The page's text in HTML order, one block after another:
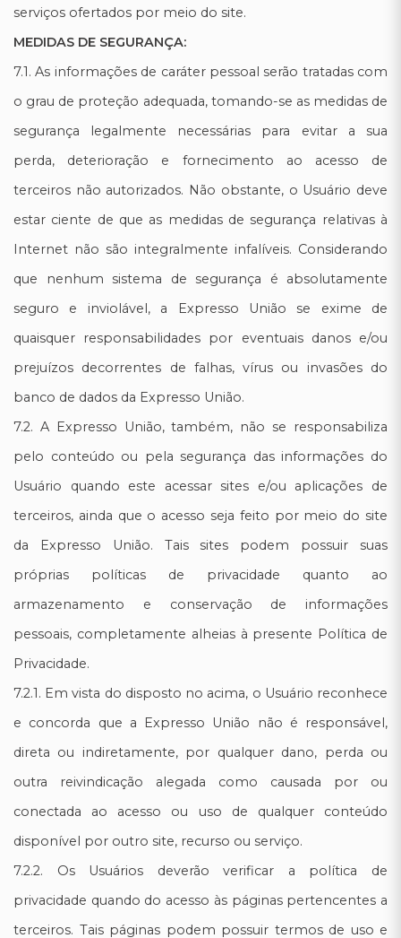
serviços ofertados por meio do site.
MEDIDAS DE SEGURANÇA:
7.1. As informações de caráter pessoal serão tratadas com
o grau de proteção adequada, tomando-se as medidas de
segurança legalmente necessárias para evitar a sua
perda, deterioração e fornecimento ao acesso de
terceiros não autorizados. Não obstante, o Usuário deve
estar ciente de que as medidas de segurança relativas à
Internet não são integralmente infalíveis. Considerando
que nenhum sistema de segurança é absolutamente
seguro e inviolável, a Expresso União se exime de
quaisquer responsabilidades por eventuais danos e/ou
prejuízos decorrentes de falhas, vírus ou invasões do
banco de dados da Expresso União.
7.2. A Expresso União, também, não se responsabiliza
pelo conteúdo ou pela segurança das informações do
Usuário quando este acessar sites e/ou aplicações de
terceiros, ainda que o acesso seja feito por meio do site
da Expresso União. Tais sites podem possuir suas
próprias políticas de privacidade quanto ao
armazenamento e conservação de informações
pessoais, completamente alheias à presente Política de
Privacidade.
7.2.1. Em vista do disposto no acima, o Usuário reconhece
e concorda que a Expresso União não é responsável,
direta ou indiretamente, por qualquer dano, perda ou
outra reivindicação alegada como causada por ou
conectada ao acesso ou uso de qualquer conteúdo
disponível por outro site, recurso ou serviço.
7.2.2. Os Usuários deverão verificar a política de
privacidade quando do acesso às páginas pertencentes a
terceiros. Tais páginas podem possuir termos de uso e